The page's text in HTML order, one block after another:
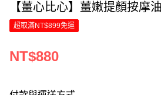
【薑心比心】薑嫩提顏按摩
超取滿NT$899免運
NT$880